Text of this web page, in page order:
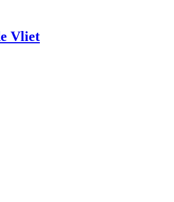
Vliet